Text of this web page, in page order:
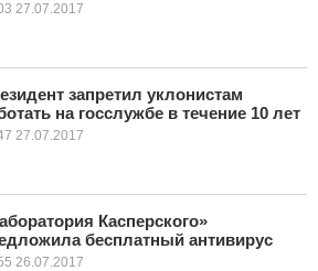
ШОУ-БИЗНЕС
ЭГОИЗМ
27.07.2017
запретил уклонистам
на госслужбе в течение 10 лет
27.07.2017
Касперского»
бесплатный антивирус
26.07.2017